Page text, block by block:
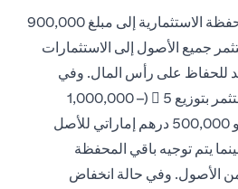
في حالة انخفاض قيمة المحفظة الاستثمارية إلى مبلغ 900,000
جميع الأصول إلى الاستثمارات
للحفاظ على رأس المال. وفي
السيناريو أعلاه، يقوم المستثمر بتوزيع 5  (1,000,000 –
900,000 درهم إماراتي) أو 500,000 درهم إماراتي للأصل
يتم توجيه باقي المحفظة
من الأصول. وفي حالة انخفاض